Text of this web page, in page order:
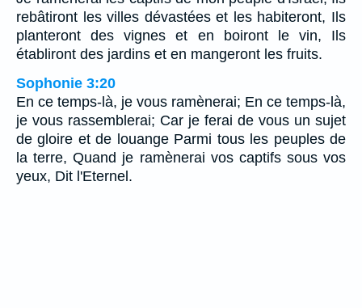
rebâtiront les villes dévastées et les habiteront, Ils
planteront des vignes et en boiront le vin, Ils
établiront des jardins et en mangeront les fruits.
Sophonie 3:20
En ce temps-là, je vous ramènerai; En ce temps-là,
je vous rassemblerai; Car je ferai de vous un sujet
de gloire et de louange Parmi tous les peuples de
la terre, Quand je ramènerai vos captifs sous vos
yeux, Dit l'Eternel.